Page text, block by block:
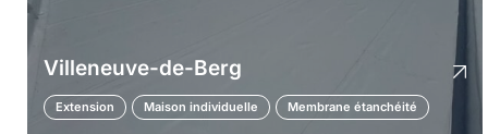
Villeneuve-de-Berg
Extension Maison individuelle Membrane étanchéité